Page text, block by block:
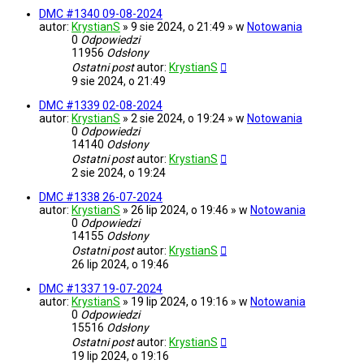
DMC #1340 09-08-2024
autor: KrystianS » 9 sie 2024, o 21:49 » w Notowania
0 Odpowiedzi
11956 Odsłony
Ostatni postautor: KrystianS
9 sie 2024, o 21:49
DMC #1339 02-08-2024
autor: KrystianS » 2 sie 2024, o 19:24 » w Notowania
0 Odpowiedzi
14140 Odsłony
Ostatni postautor: KrystianS
2 sie 2024, o 19:24
DMC #1338 26-07-2024
autor: KrystianS » 26 lip 2024, o 19:46 » w Notowania
0 Odpowiedzi
14155 Odsłony
Ostatni postautor: KrystianS
26 lip 2024, o 19:46
DMC #1337 19-07-2024
autor: KrystianS » 19 lip 2024, o 19:16 » w Notowania
0 Odpowiedzi
15516 Odsłony
Ostatni postautor: KrystianS
19 lip 2024, o 19:16